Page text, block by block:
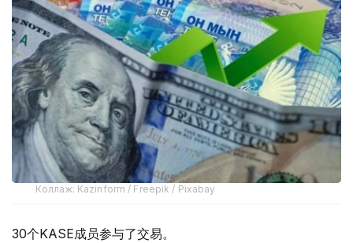
Коллаж: Kazinform / Freepik / Pixabay
30个KASE成员参与了交易。